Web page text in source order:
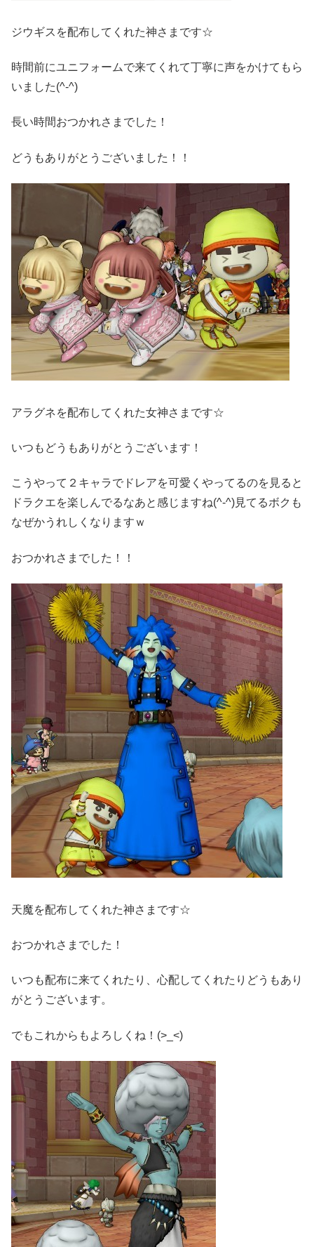
ジウギスを配布してくれた神さまです☆
時間前にユニフォームで来てくれて丁寧に声をかけてもら
いました(^-^)
長い時間おつかれさまでした！
どうもありがとうございました！！
アラグネを配布してくれた女神さまです☆
いつもどうもありがとうございます！
こうやって２キャラでドレアを可愛くやってるのを見ると
ドラクエを楽しんでるなあと感じますね(^-^)見てるボクも
なぜかうれしくなりますｗ
おつかれさまでした！！
天魔を配布してくれた神さまです☆
おつかれさまでした！
いつも配布に来てくれたり、心配してくれたりどうもあり
がとうございます。
でもこれからもよろしくね！(>_<)